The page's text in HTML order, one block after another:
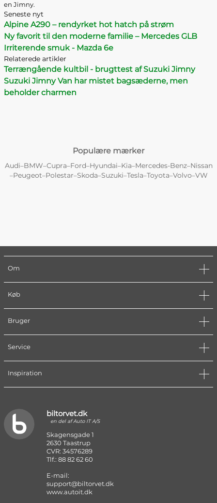
en Jimny.
Seneste nyt
Alpine A290 – rendyrket hot hatch på strøm
Ny favorit til den moderne familie – Mercedes GLB
Irriterende smuk - Mazda 6e
Relaterede artikler
Terrængående kultbil - brugttest af Suzuki Jimny
Suzuki Jimny Van har mistet bagsæderne, men
beholder charmen
Populære mærker
Audi–BMW–Cupra–Ford–Hyundai–Kia–Mercedes-Benz–Nissan
–Peugeot–Polestar–Skoda–Suzuki–Tesla–Toyota–Volvo–VW
Om
Køb
Bruger
Service
Inspiration
biltorvet.dk
en del af Auto IT A/S
Skagensgade 1
2630 Taastrup
CVR: 34576289
Tlf.: 88 82 62 60
E-mail:
support@biltorvet.dk
www.autoit.dk